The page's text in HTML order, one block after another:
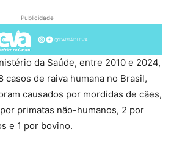
Publicidade
da Saúde, entre 2010 e 2024,
de raiva humana no Brasil,
causados por mordidas de cães,
primatas não-humanos, 2 por
e 1 por bovino.